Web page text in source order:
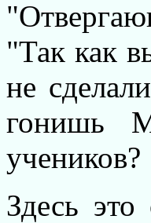
"Так как
не
гонишь
учеников?
Здесь